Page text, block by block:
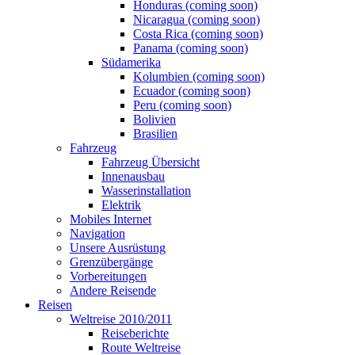
Honduras (coming soon)
Nicaragua (coming soon)
Costa Rica (coming soon)
Panama (coming soon)
Südamerika
Kolumbien (coming soon)
Ecuador (coming soon)
Peru (coming soon)
Bolivien
Brasilien
Fahrzeug
Fahrzeug Übersicht
Innenausbau
Wasserinstallation
Elektrik
Mobiles Internet
Navigation
Unsere Ausrüstung
Grenzübergänge
Vorbereitungen
Andere Reisende
Reisen
Weltreise 2010/2011
Reiseberichte
Route Weltreise